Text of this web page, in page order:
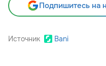
Подпишитесь на
Источник Bani